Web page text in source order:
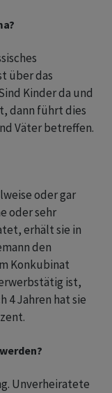
über das
Kinder da und
dann führt dies
Väter betreffen.
oder gar
oder sehr
erhält sie in
den
Konkubinat
ist,
4 Jahren hat sie
Unverheiratete